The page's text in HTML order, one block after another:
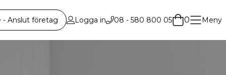
- Anslut företag Logga in 08 - 580 800 05 0 Meny